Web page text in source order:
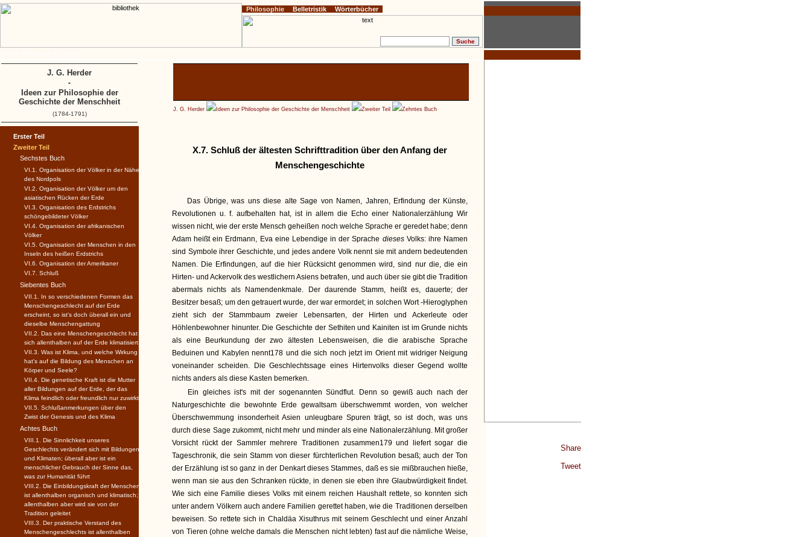
Share
Tweet
J. G. Herder Ideen zur Philosophie der Geschichte der Menschheit Zweiter Teil Zehntes Buch
X.7. Schluß der ältesten Schrifttradition über den Anfang der
Menschengeschichte
Das Übrige, was uns diese alte Sage von Namen, Jahren, Erfindung der Künste,
Revolutionen u. f. aufbehalten hat, ist in allem die Echo einer Nationalerzählung Wir
wissen nicht, wie der erste Mensch geheißen noch welche Sprache er geredet habe; denn
Adam heißt ein Erdmann, Eva eine Lebendige in der Sprache dieses Volks: ihre Namen
sind Symbole ihrer Geschichte, und jedes andere Volk nennt sie mit andern bedeutenden
Namen. Die Erfindungen, auf die hier Rücksicht genommen wird, sind nur die, die ein
Hirten- und Ackervolk des westlichern Asiens betrafen, und auch über sie gibt die Tradition
abermals nichts als Namendenkmale. Der daurende Stamm, heißt es, dauerte; der
Besitzer besaß; um den getrauert wurde, der war ermordet; in solchen Wort -Hieroglyphen
zieht sich der Stammbaum zweier Lebensarten, der Hirten und Ackerleute oder
Höhlenbewohner hinunter. Die Geschichte der Sethiten und Kainiten ist im Grunde nichts
als eine Beurkundung der zwo ältesten Lebensweisen, die die arabische Sprache
Beduinen und Kabylen nennt178 und die sich noch jetzt im Orient mit widriger Neigung
voneinander scheiden. Die Geschlechtssage eines Hirtenvolks dieser Gegend wollte
nichts anders als diese Kasten bemerken.
Ein gleiches ist's mit der sogenannten Sündflut. Denn so gewiß auch nach der
Naturgeschichte die bewohnte Erde gewaltsam überschwemmt worden, von welcher
Überschwemmung insonderheit Asien unleugbare Spuren trägt, so ist doch, was uns
durch diese Sage zukommt, nicht mehr und minder als eine Nationalerzählung. Mit großer
Vorsicht rückt der Sammler mehrere Traditionen zusammen179 und liefert sogar die
Tageschronik, die sein Stamm von dieser fürchterlichen Revolution besaß; auch der Ton
der Erzählung ist so ganz in der Denkart dieses Stammes, daß es sie mißbrauchen hieße,
wenn man sie aus den Schranken rückte, in denen sie eben ihre Glaubwürdigkeit findet.
Wie sich eine Familie dieses Volks mit einem reichen Haushalt rettete, so konnten sich
unter andern Völkern auch andere Familien gerettet haben, wie die Traditionen derselben
beweisen. So rettete sich in Chaldäa Xisuthrus mit seinem Geschlecht und einer Anzahl
von Tieren (ohne welche damals die Menschen nicht lebten) fast auf die nämliche Weise,
Erster Teil
Zweiter Teil
Sechstes Buch
VI.1. Organisation der Völker in der Nähe
des Nordpols
VI.2. Organisation der Völker um den
asiatischen Rücken der Erde
VI.3. Organisation des Erdstrichs
schöngebildeter Völker
VI.4. Organisation der afrikanischen
Völker
VI.5. Organisation der Menschen in den
Inseln des heißen Erdstrichs
VI.6. Organisation der Amerikaner
VI.7. Schluß
Siebentes Buch
VII.1. In so verschiedenen Formen das
Menschengeschlecht auf der Erde
erscheint, so ist's doch überall ein und
dieselbe Menschengattung
VII.2. Das eine Menschengeschlecht hat
sich allenthalben auf der Erde klimatisiert
VII.3. Was ist Klima, und welche Wirkung
hat's auf die Bildung des Menschen an
Körper und Seele?
VII.4. Die genetische Kraft ist die Mutter
aller Bildungen auf der Erde, der das
Klima feindlich oder freundlich nur zuwirkt
VII.5. Schlußanmerkungen über den
Zwist der Genesis und des Klima
Achtes Buch
VIII.1. Die Sinnlichkeit unseres
Geschlechts verändert sich mit Bildungen
und Klimaten; überall aber ist ein
menschlicher Gebrauch der Sinne das,
was zur Humanität führt
VIII.2. Die Einbildungskraft der Menschen
ist allenthalben organisch und klimatisch;
allenthalben aber wird sie von der
Tradition geleitet
VIII.3. Der praktische Verstand des
Menschengeschlechts ist allenthalben
Philosophie Belletristik Wörterbücher
J. G. Herder
-
Ideen zur Philosophie der
Geschichte der Menschheit
(1784-1791)